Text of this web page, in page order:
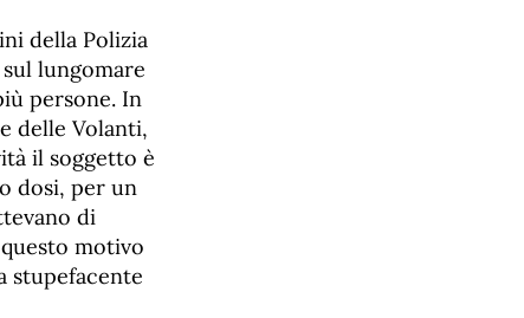
della Polizia
lungomare
persone. In
delle Volanti,
il soggetto è
dosi, per un
di
motivo
stupefacente